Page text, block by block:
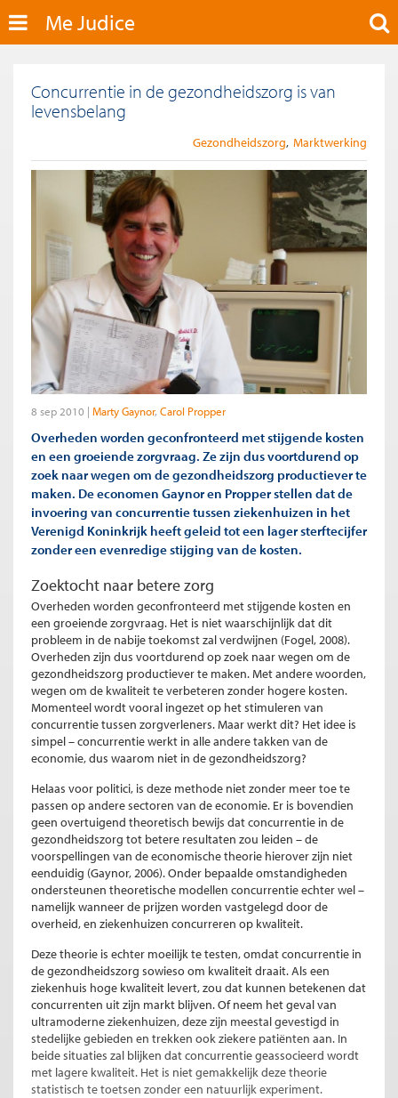
Me Judice
Concurrentie in de gezondheidszorg is van
levensbelang
Gezondheidszorg Marktwerking
8 sep 2010 Marty Gaynor Carol Propper
Overheden worden geconfronteerd met stijgende kosten
en een groeiende zorgvraag. Ze zijn dus voortdurend op
zoek naar wegen om de gezondheidszorg productiever te
maken. De economen Gaynor en Propper stellen dat de
invoering van concurrentie tussen ziekenhuizen in het
Verenigd Koninkrijk heeft geleid tot een lager sterftecijfer
zonder een evenredige stijging van de kosten.
Zoektocht naar betere zorg
Overheden worden geconfronteerd met stijgende kosten en
een groeiende zorgvraag. Het is niet waarschijnlijk dat dit
probleem in de nabije toekomst zal verdwijnen (Fogel, 2008).
Overheden zijn dus voortdurend op zoek naar wegen om de
gezondheidszorg productiever te maken. Met andere woorden,
wegen om de kwaliteit te verbeteren zonder hogere kosten.
Momenteel wordt vooral ingezet op het stimuleren van
concurrentie tussen zorgverleners. Maar werkt dit? Het idee is
simpel – concurrentie werkt in alle andere takken van de
economie, dus waarom niet in de gezondheidszorg?
Helaas voor politici, is deze methode niet zonder meer toe te
passen op andere sectoren van de economie. Er is bovendien
geen overtuigend theoretisch bewijs dat concurrentie in de
gezondheidszorg tot betere resultaten zou leiden – de
voorspellingen van de economische theorie hierover zijn niet
eenduidig (Gaynor, 2006). Onder bepaalde omstandigheden
ondersteunen theoretische modellen concurrentie echter wel –
namelijk wanneer de prijzen worden vastgelegd door de
overheid, en ziekenhuizen concurreren op kwaliteit.
Deze theorie is echter moeilijk te testen, omdat concurrentie in
de gezondheidszorg sowieso om kwaliteit draait. Als een
ziekenhuis hoge kwaliteit levert, zou dat kunnen betekenen dat
concurrenten uit zijn markt blijven. Of neem het geval van
ultramoderne ziekenhuizen, deze zijn meestal gevestigd in
stedelijke gebieden en trekken ook ziekere patiënten aan. In
beide situaties zal blijken dat concurrentie geassocieerd wordt
met lagere kwaliteit. Het is niet gemakkelijk deze theorie
statistisch te toetsen zonder een natuurlijk experiment.